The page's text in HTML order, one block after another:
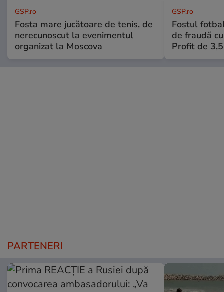
GSP.ro
Fosta mare jucătoare de tenis, de
nerecunoscut la evenimentul
organizat la Moscova
GSP.ro
Fostul
de fraudă
Profit de
PARTENERI